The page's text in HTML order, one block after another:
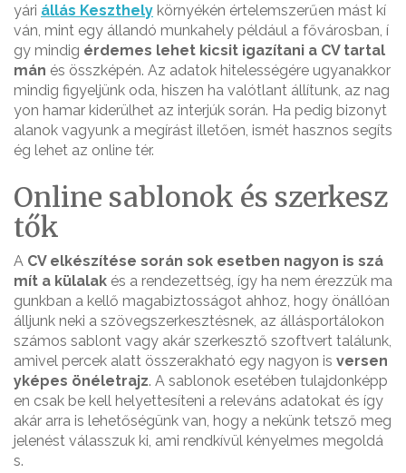
yári állás Keszthely környékén értelemszerűen mást kí
ván, mint egy állandó munkahely például a fővárosban, í
gy mindig érdemes lehet kicsit igazítani a CV tartal
mán és összképén. Az adatok hitelességére ugyanakkor
mindig figyeljünk oda, hiszen ha valótlant állítunk, az nag
yon hamar kiderülhet az interjúk során. Ha pedig bizonyt
alanok vagyunk a megírást illetően, ismét hasznos segíts
ég lehet az online tér.
Online sablonok és szerkesz
tők
A CV elkészítése során sok esetben nagyon is szá
mít a külalak és a rendezettség, így ha nem érezzük ma
gunkban a kellő magabiztosságot ahhoz, hogy önállóan
álljunk neki a szövegszerkesztésnek, az állásportálokon
számos sablont vagy akár szerkesztő szoftvert találunk,
amivel percek alatt összerakható egy nagyon is versen
yképes önéletrajz. A sablonok esetében tulajdonképp
en csak be kell helyettesíteni a releváns adatokat és így
akár arra is lehetőségünk van, hogy a nekünk tetsző meg
jelenést válasszuk ki, ami rendkívül kényelmes megoldá
s.